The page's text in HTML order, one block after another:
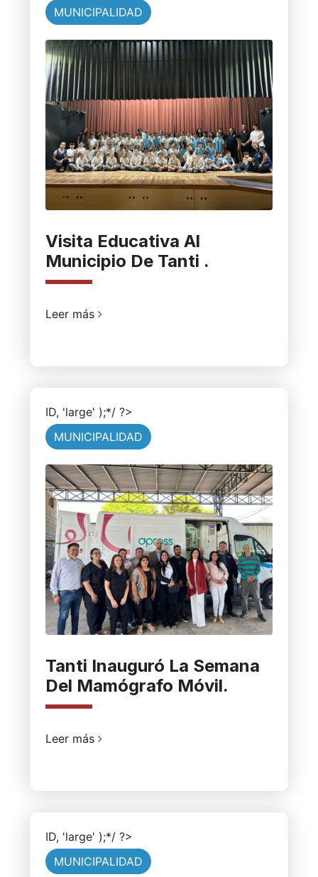
MUNICIPALIDAD
Visita Educativa Al
Municipio De Tanti .
Leer más
ID, 'large' );*/ ?>
MUNICIPALIDAD
Tanti Inauguró La Semana
Del Mamógrafo Móvil.
Leer más
ID, 'large' );*/ ?>
MUNICIPALIDAD